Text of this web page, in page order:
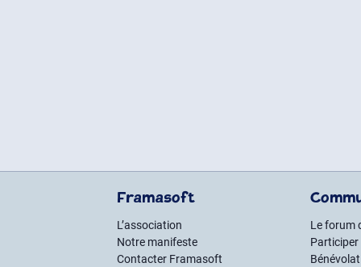
Framasoft
L’association
Notre manifeste
Contacter Framasoft
Le forum
Participer